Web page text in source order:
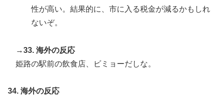
性が高い。結果的に、市に入る税金が減るかもしれ
ないぞ。
→33. 海外の反応
姫路の駅前の飲食店、ビミョーだしな。
34. 海外の反応